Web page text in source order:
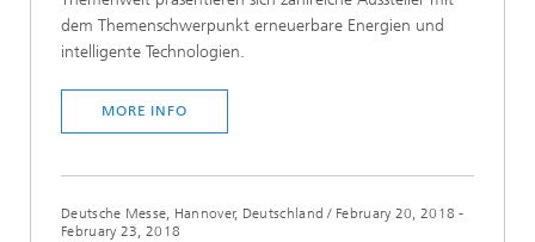
dem Themenschwerpunkt erneuerbare Energien und
intelligente Technologien.
MORE INFO
Deutsche Messe, Hannover, Deutschland / February 20, 2018 -
February 23, 2018